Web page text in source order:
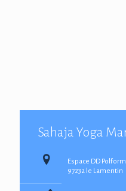
Sahaja Yoga
Espace DD Polform
97232 le Lamentin